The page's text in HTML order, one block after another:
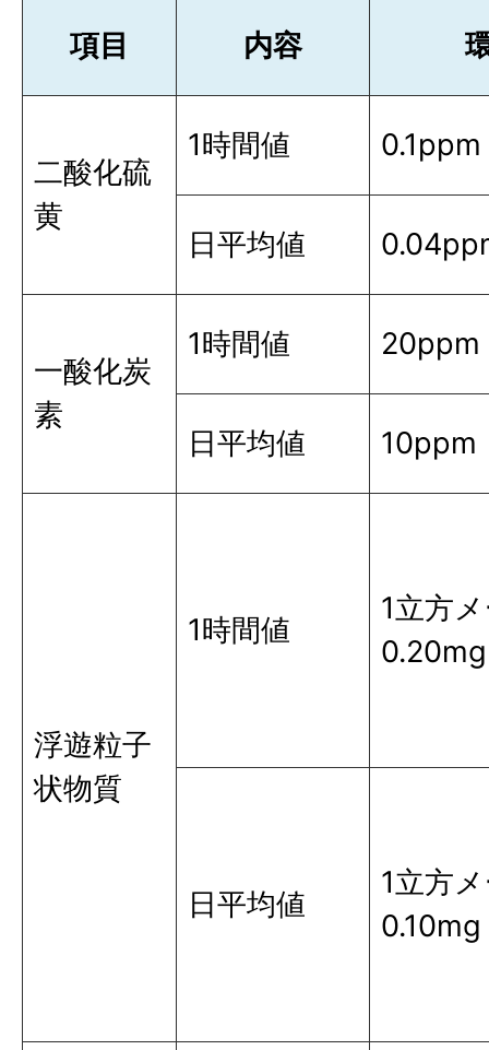
項目 内容
二酸化硫
黄
1時間値 0.1ppm
日平均値
一酸化炭
素
1時間値 20ppm
日平均値 10ppm
浮遊粒子
状物質
1時間値
1立方
0.20mg
日平均値
1立方
0.10mg